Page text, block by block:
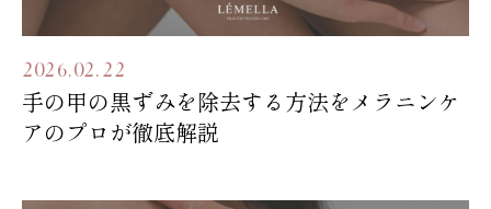
2026.02.22
手の甲の黒ずみを除去する方法をメラニンケ
アのプロが徹底解説